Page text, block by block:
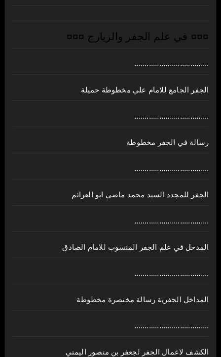
¤¤¤ في علم الجفر والزيارج ¤¤¤
....................................
الجفر الجامع للامام علي مخطوطة جميلة
....................................
رسالة في الجفر مخطوطة
....................................
الجفر للمجدد السيد محمد ماضي ابو العزائم
....................................
المدخل في علم الجفر المنسوب للامام الصادق
....................................
المداخل الجفرية رسالة مختصرة مخطوطة
....................................
الكشف لاعمال الجفر لجعفر بن منصور اليمني